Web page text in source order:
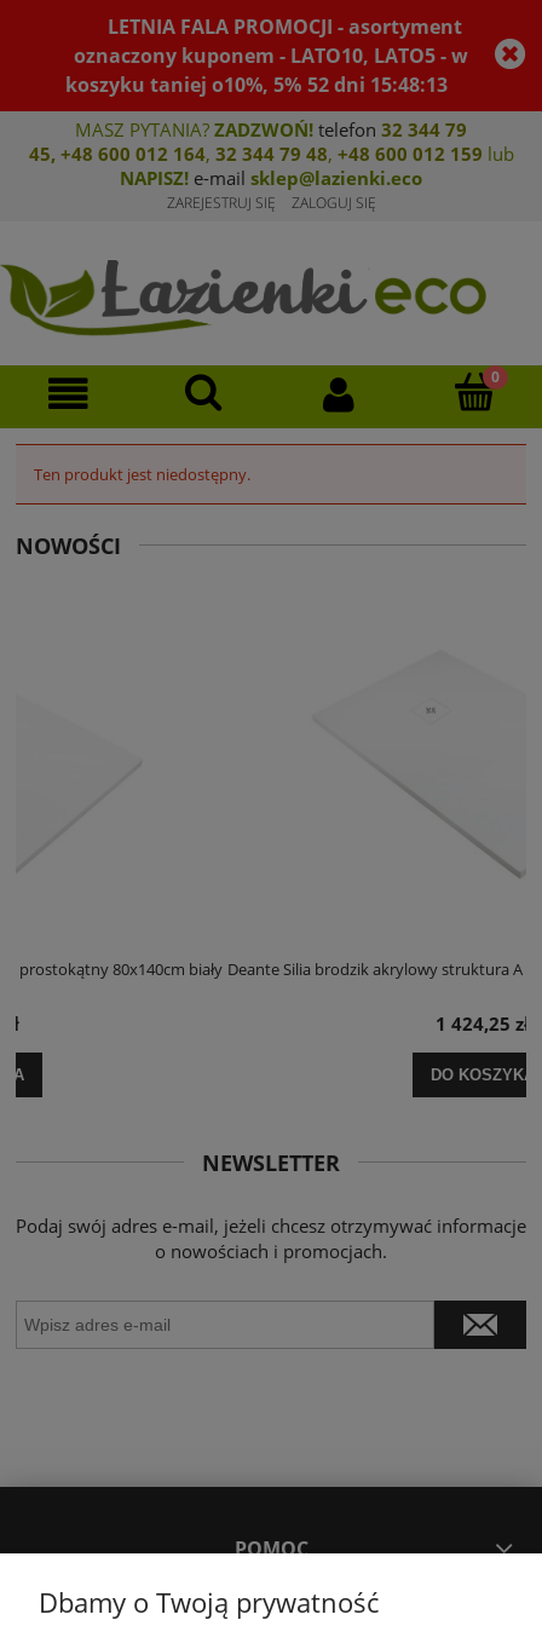
LETNIA FALA PROMOCJI - asortyment
oznaczony kuponem - LATO10, LATO5 - w
koszyku taniej o10%, 5% 52dni 15:48:13
MASZ PYTANIA? ZADZWOŃ! telefon 32 344 79
45, +48 600 012 164, 32 344 79 48, +48 600 012 159 lub
NAPISZ! e-mail sklep@lazienki.eco
ZAREJESTRUJ SIĘ ZALOGUJ SIĘ
Ten produkt jest niedostępny.
NOWOŚCI
Deante Silia brodzik akrylowy struktura A prostokątny 100x120cm
NEWSLETTER
Podaj swój adres e-mail, jeżeli chcesz otrzymywać informacje
o nowościach i promocjach.
POMOC
Dbamy o Twoją prywatność